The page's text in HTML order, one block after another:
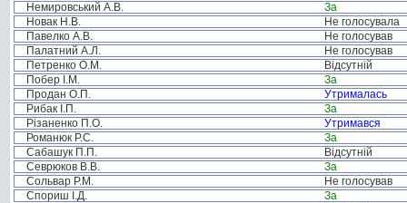
Немировський А.В.
За
Новак Н.В.
Не голосувала
Павелко А.В.
Не голосував
Палатний А.Л.
Не голосував
Петренко О.М.
Відсутній
Побер І.М.
За
Продан О.П.
Утрималась
Рибак І.П.
За
Різаненко П.О.
Утримався
Романюк Р.С.
За
Сабашук П.П.
Відсутній
Севрюков В.В.
За
Сольвар Р.М.
Не голосував
Спориш І.Д.
За